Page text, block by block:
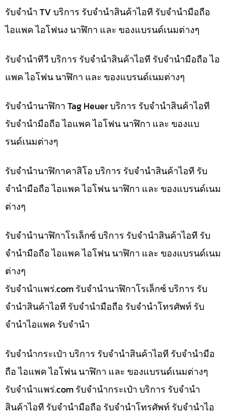
รับจำนำ TV บริการ รับจำนำสินค้าไอที รับจำนำมือถือ
ไอแพค ไอโฟนง นาฬิกา และ ของแบรนด์เนมต่างๆ
รับจำนำทีวี บริการ รับจำนำสินค้าไอที รับจำนำมือถือ ไอ
แพค ไอโฟน นาฬิกา และ ของแบรนด์เนมต่างๆ
รับจำนำนาฬิกา Tag Heuer บริการ รับจำนำสินค้าไอที
รับจำนำมือถือ ไอแพค ไอโฟน นาฬิกา และ ของแบ
รนด์เนมต่างๆ
รับจำนำนาฬิกาคาสิโอ บริการ รับจำนำสินค้าไอที รับ
จำนำมือถือ ไอแพค ไอโฟน นาฬิกา และ ของแบรนด์เนม
ต่างๆ
รับจำนำนาฬิกาโรเล็กซ์ บริการ รับจำนำสินค้าไอที รับ
จำนำมือถือ ไอแพค ไอโฟน นาฬิกา และ ของแบรนด์เนม
ต่างๆ
รับจํานําแพร่.com รับจำนำนาฬิกาโรเล็กซ์ บริการ รับ
จำนำสินค้าไอที รับจำนำมือถือ รับจำนำโทรศัพท์ รับ
จำนำไอแพค รับจำนำ
รับจำนำกระเป๋า บริการ รับจำนำสินค้าไอที รับจำนำมือ
ถือ ไอแพค ไอโฟน นาฬิกา และ ของแบรนด์เนมต่างๆ
รับจํานําแพร่.com รับจำนำกระเป๋า บริการ รับจำนำ
สินค้าไอที รับจำนำมือถือ รับจำนำโทรศัพท์ รับจำนำไอ